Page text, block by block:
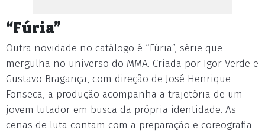
“Fúria”
Outra novidade no catálogo é “Fúria”, série que
mergulha no universo do MMA. Criada por Igor Verde e
Gustavo Bragança, com direção de José Henrique
Fonseca, a produção acompanha a trajetória de um
jovem lutador em busca da própria identidade. As
cenas de luta contam com a preparação e coreografia